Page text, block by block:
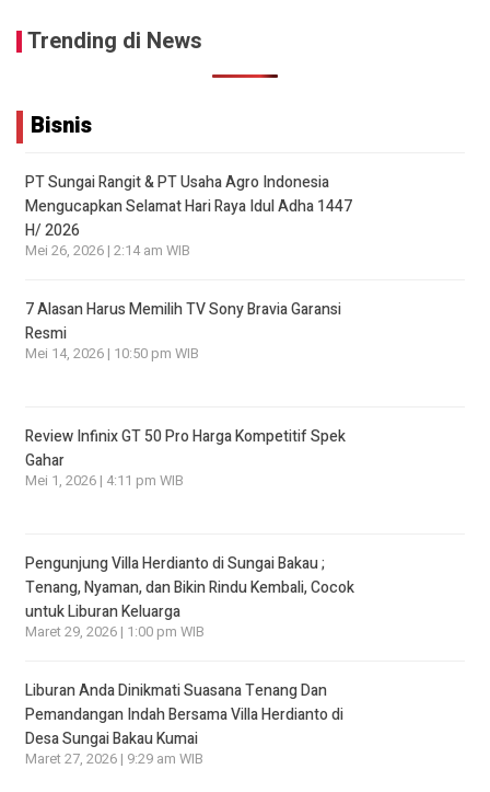
Trending di News
Bisnis
PT Sungai Rangit & PT Usaha Agro Indonesia
Mengucapkan Selamat Hari Raya Idul Adha 1447
H/ 2026
Mei 26, 2026 | 2:14 am WIB
7 Alasan Harus Memilih TV Sony Bravia Garansi
Resmi
Mei 14, 2026 | 10:50 pm WIB
Review Infinix GT 50 Pro Harga Kompetitif Spek
Gahar
Mei 1, 2026 | 4:11 pm WIB
Pengunjung Villa Herdianto di Sungai Bakau ;
Tenang, Nyaman, dan Bikin Rindu Kembali, Cocok
untuk Liburan Keluarga
Maret 29, 2026 | 1:00 pm WIB
Liburan Anda Dinikmati Suasana Tenang Dan
Pemandangan Indah Bersama Villa Herdianto di
Desa Sungai Bakau Kumai
Maret 27, 2026 | 9:29 am WIB